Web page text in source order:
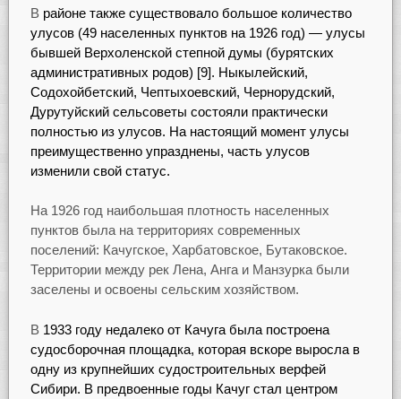
В районе также существовало большое количество
улусов (49 населенных пунктов на 1926 год) — улусы
бывшей Верхоленской степной думы (бурятских
административных родов) [9]. Ныкылейский,
Содохойбетский, Чептыхоевский, Чернорудский,
Дурутуйский сельсоветы состояли практически
полностью из улусов. На настоящий момент улусы
преимущественно упразднены, часть улусов
изменили свой статус.
На 1926 год наибольшая плотность населенных
пунктов была на территориях современных
поселений: Качугское, Харбатовское, Бутаковское.
Территории между рек Лена, Анга и Манзурка были
заселены и освоены сельским хозяйством.
В 1933 году недалеко от Качуга была построена
судосборочная площадка, которая вскоре выросла в
одну из крупнейших судостроительных верфей
Сибири. В предвоенные годы Качуг стал центром